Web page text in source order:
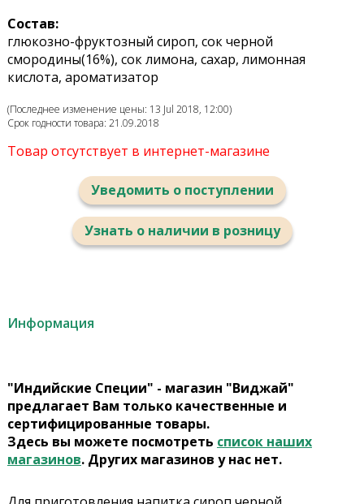
Состав:
глюкозно-фруктозный сироп, сок черной
смородины(16%), сок лимона, сахар, лимонная
кислота, ароматизатор
(Последнее изменение цены: 13 Jul 2018, 12:00)
Срок годности товара: 21.09.2018
Товар отсутствует в интернет-магазине
Уведомить о поступлении
Узнать о наличии в розницу
Информация
"Индийские Специи" - магазин "Виджай"
предлагает Вам только качественные и
сертифицированные товары.
Здесь вы можете посмотреть список наших
магазинов. Других магазинов у нас нет.